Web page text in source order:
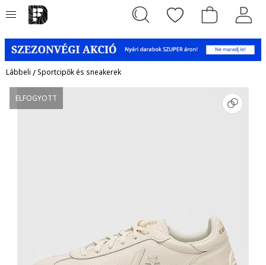
Lábbeli /Sportcipők és sneakerek
ELFOGYOTT